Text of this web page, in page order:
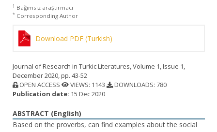
1 Bağımsız araştırmacı
*Corresponding Author
Download PDF (Turkish)
Journal of Research in Turkic Literatures, Volume 1, Issue 1,
December 2020, pp. 43-52
OPEN ACCESS
VIEWS: 1143
DOWNLOADS: 780
Publication date: 15 Dec 2020
ABSTRACT (English)
Based on the proverbs, can find examples about the social